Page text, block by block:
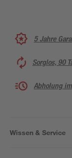
5 Jahre
Sorglos, 90
Abholung
Wissen & Service